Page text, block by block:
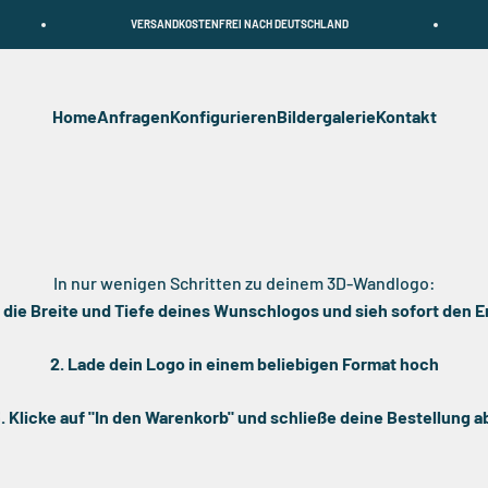
VERSANDKOSTENFREI NACH DEUTSCHLAND
HomeAnfragenKonfigurierenBildergalerieKontakt
In nur wenigen Schritten zu deinem 3D-Wandlogo:
die Breite und Tiefe deines Wunschlogos und sieh sofort den
2. Lade dein Logo in einem beliebigen Format hoch
Klicke auf "In den Warenkorb" und schließe deine Bestellung